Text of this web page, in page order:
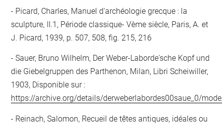
Picard, Charles, Manuel d'archéologie grecque : la
sculpture, II.1, Période classique- Vème siècle, Paris, A. et
J. Picard, 1939, p. 507, 508, fig. 215, 216
Sauer, Bruno Wilhelm, Der Weber-Laborde'sche Kopf und
die Giebelgruppen des Parthenon, Milan, Libri Scheiwiller,
1903, Disponible sur :
https://archive.org/details/derweberlabordes00saue_0/
Reinach, Salomon, Recueil de têtes antiques, idéales ou